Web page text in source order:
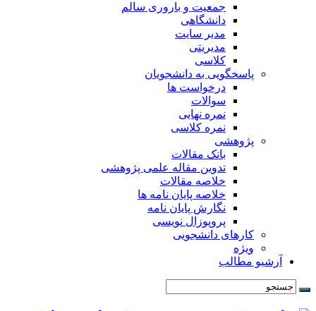
جمعیت و باروری سالم
دانشگاهی
مدیر سایت
مدیریتی
کلاسی
پاسخگویی به دانشجویان
درخواست ها
سوالات
نمره نهایی
نمره کلاسی
پژوهشی
بانک مقالات
تدوین مقاله علمی پژوهشی
خلاصه مقالات
خلاصه پایان نامه ها
نگارش پایان نامه
پروپوزال نویسی
کارهای دانشجویی
ویژه
آرشیو مطالب